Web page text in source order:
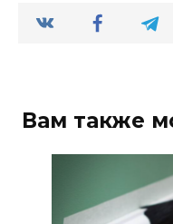
Вам также